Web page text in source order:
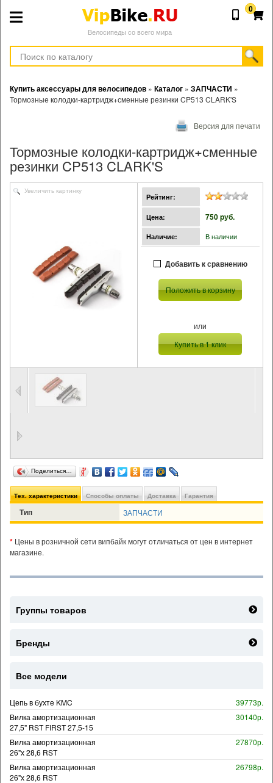
Велосипеды со всего мира
0
Купить аксессуары для велосипедов » Каталог » ЗАПЧАСТИ »
Тормозные колодки-картридж+сменные резинки CP513 CLARK'S
Версия для печати
Тормозные колодки-картридж+сменные
резинки CP513 CLARK'S
Увеличить картинку
Рейтинг:
Цена: 750 pуб.
Наличие: В наличии
Добавить к сравнению
Положить в корзину
или
Купить в 1 клик
Поделиться…
Тех. характеристики Способы оплаты Доставка Гарантия
Тип ЗАПЧАСТИ
* Цены в розничной сети випбайк могут отличаться от цен в интернет
магазине.
Группы товаров
Бренды
Все модели
Цепь в бухте KMC
39773р.
Вилка амортизационная
27,5" RST FIRST 27,5-15
30140р.
Вилка амортизационная
26"х 28,6 RST
27870р.
Вилка амортизационная
26"х 28,6 RST
26798р.